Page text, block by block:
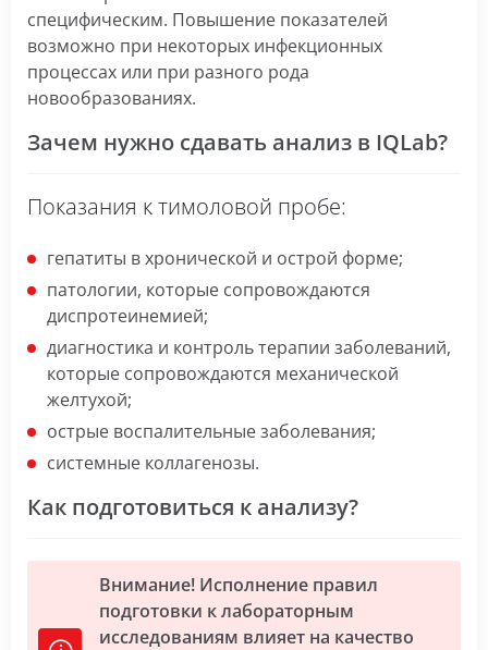
специфическим. Повышение показателей
возможно при некоторых инфекционных
процессах или при разного рода
новообразованиях.
Зачем нужно сдавать анализ в IQLab?
Показания к тимоловой пробе:
гепатиты в хронической и острой форме;
патологии, которые сопровождаются
диспротеинемией;
диагностика и контроль терапии заболеваний,
которые сопровождаются механической
желтухой;
острые воспалительные заболевания;
системные коллагенозы.
Как подготовиться к анализу?
Внимание! Исполнение правил
подготовки к лабораторным
исследованиям влияет на качество